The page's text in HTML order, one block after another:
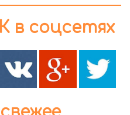
в соцсетях